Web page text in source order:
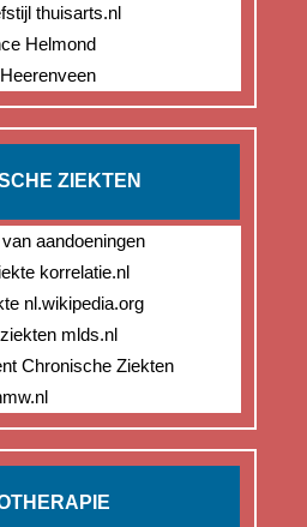
thuisarts.nl
Helmond
ZIEKTEN
aandoeningen
korrelatie.nl
nl.wikipedia.org
mlds.nl
Chronische Ziekten